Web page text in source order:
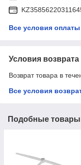
Все условия оплаты
Условия возврата
Возврат товара в
Все условия
Подобные